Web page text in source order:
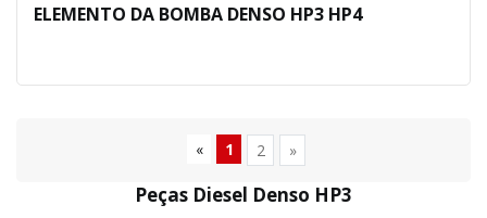
ELEMENTO DA BOMBA DENSO HP3 HP4
« 1 2 »
Peças Diesel Denso HP3